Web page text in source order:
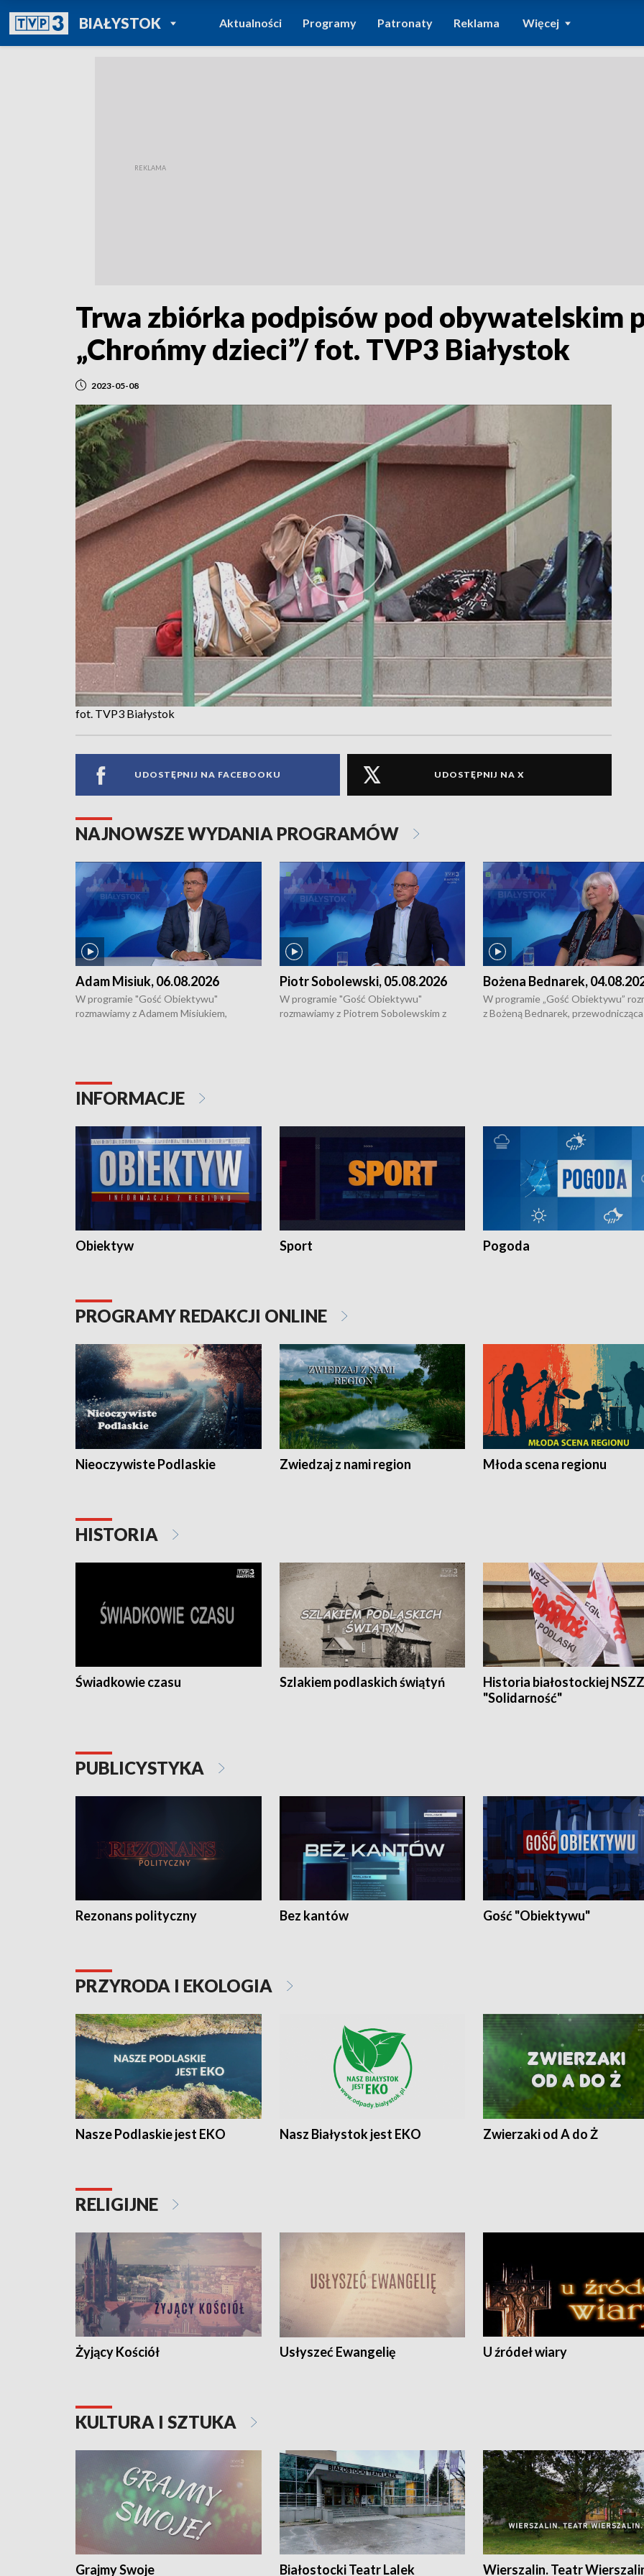
BIAŁYSTOKPOWRÓT DO
TVP REGIONY
Aktualności Programy Patronaty Reklama Więcej
Trwa zbiórka podpisów pod obywatelskim
„Chrońmy dzieci”/ fot. TVP3 Białystok
2023-05-08
fot. TVP3 Białystok
UDOSTĘPNIJ NA FACEBOOKU UDOSTĘPNIJ NA X
NAJNOWSZE WYDANIA PROGRAMÓW
Adam Misiuk, 06.08.2026
W programie "Gość Obiektywu"
rozmawiamy z Adamem Misiukiem,
Piotr Sobolewski, 05.08.2026
W programie "Gość Obiektywu"
rozmawiamy z Piotrem Sobolewskim z
Bożena Bednarek,
W programie „Gość Obiektywu”
z Bożeną Bednarek, przewodnicząca
INFORMACJE
Obiektyw Sport Pogoda
PROGRAMY REDAKCJI ONLINE
Nieoczywiste Podlaskie Zwiedzaj z nami region Młoda scena regionu
HISTORIA
Świadkowie czasu Szlakiem podlaskich świątyń
Historia białostockiej NSZZ
"Solidarność"
PUBLICYSTYKA
Rezonans polityczny Bez kantów Gość "Obiektywu"
PRZYRODA I EKOLOGIA
Nasze Podlaskie jest EKO Nasz Białystok jest EKO Zwierzaki od A do Ż
RELIGIJNE
Żyjący Kościół Usłyszeć Ewangelię U źródeł wiary
KULTURA I SZTUKA
Grajmy Swoje Białostocki Teatr Lalek Wierszalin. Teatr